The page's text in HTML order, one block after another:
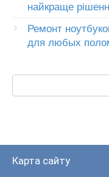
найкраще
Ремонт
для любых
Карта сайту